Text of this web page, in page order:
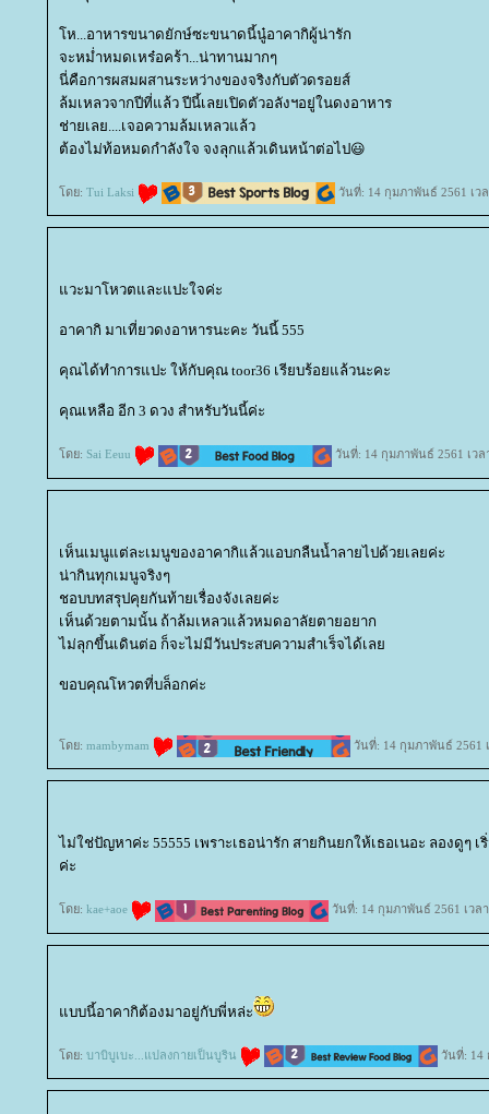
ห...อาหารขนาดยักษ์ซะขนาดนี้นู๋อาคากิผู้น่ารัก
จะหม่ำหมดเหร๋อคร้า...น่าทานมากๆ
นี่คือการผสมผสานระหว่างของจริงกับตัวดรอยส์
ล้มเหลวจากปีที่แล้ว ปีนี้เลยเปิดตัวอลังฯอยู่ในดงอาหาร
ช่ายเลย....เจอความล้มเหลวแล้ว
ต้องไม่ท้อหมดกำลังใจ จงลุกแล้วเดินหน้าต่อไป😃
ดย: Tui Laksi วันที่: 14 กุมภาพันธ์ 2561 เว
วะมาโหวตและแปะใจค่ะ
อาคากิ มาเที่ยวดงอาหารนะคะ วันนี้ 555
คุณได้ทำการแปะ ให้กับคุณ toor36 เรียบร้อยแล้วนะคะ
คุณเหลือ อีก 3 ดวง สำหรับวันนี้ค่ะ
ดย: Sai Eeuu วันที่: 14 กุมภาพันธ์ 2561 เวล
เห็นเมนูแต่ละเมนูของอาคากิแล้วแอบกลืนน้ำลายไปด้วยเลยค่ะ
น่ากินทุกเมนูจริงๆ
ชอบบทสรุปคุยกันท้ายเรื่องจังเลยค่ะ
เห็นด้วยตามนั้น ถ้าล้มเหลวแล้วหมดอาลัยตายอยาก
ไม่ลุกขึ้นเดินต่อ ก็จะไม่มีวันประสบความสำเร็จได้เล
ขอบคุณโหวตที่บล็อกค่ะ
ดย: mambymam วันที่: 14 กุมภาพันธ์ 2561
ไม่ใช่ปัญหาค่ะ 55555 เพราะเธอน่ารัก สายกินยกให้เธอเนอะ ลองดูๆ
ค่ะ
ดย: kae+aoe วันที่: 14 กุมภาพันธ์ 2561 เวล
บบนี้อาคากิต้องมาอยู่กับพี่หล่ะ
ดย: บาบิบูเบะ...แปลงกายเป็นบูริน วันที่: 14